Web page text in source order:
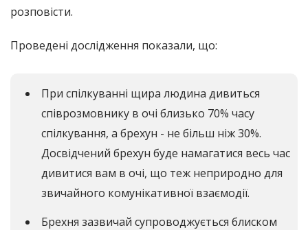
розповісти.
Проведені дослідження показали, що:
При спілкуванні щира людина дивиться
співрозмовнику в очі близько 70% часу
спілкування, а брехун - не більш ніж 30%.
Досвідчений брехун буде намагатися весь час
дивитися вам в очі, що теж неприродно для
звичайного комунікативної взаємодії.
Брехня зазвичай супроводжується блиском